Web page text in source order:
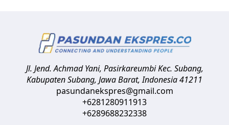
Jl. Jend. Achmad Yani, Pasirkareumbi Kec. Subang,
Kabupaten Subang, Jawa Barat,Indonesia41211
pasundanekspres@gmail.com
+6281280911913
+6289688232338